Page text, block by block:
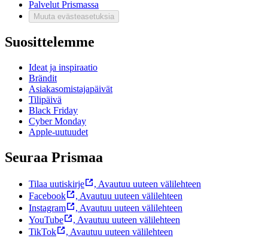
Palvelut Prismassa
Muuta evästeasetuksia
Suosittelemme
Ideat ja inspiraatio
Brändit
Asiakasomistajapäivät
Tilipäivä
Black Friday
Cyber Monday
Apple-uutuudet
Seuraa Prismaa
Tilaa uutiskirje , Avautuu uuteen välilehteen
Facebook
, Avautuu uuteen välilehteen
Instagram
, Avautuu uuteen välilehteen
YouTube
, Avautuu uuteen välilehteen
TikTok
, Avautuu uuteen välilehteen